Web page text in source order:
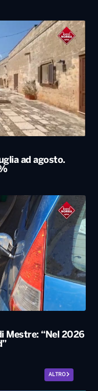
ad agosto.
Mestre: “Nel 2026
ALTRO